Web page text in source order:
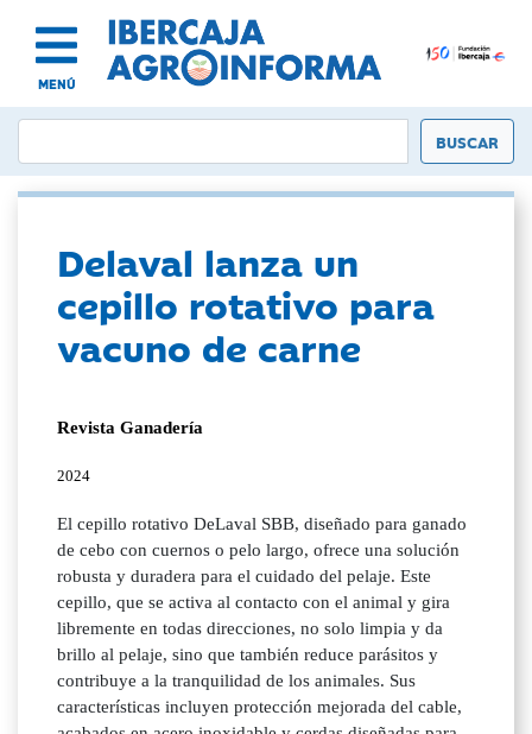
MENÚ
Delaval lanza un
cepillo rotativo para
vacuno de carne
Revista Ganadería
2024
El cepillo rotativo DeLaval SBB, diseñado para ganado
de cebo con cuernos o pelo largo, ofrece una solución
robusta y duradera para el cuidado del pelaje. Este
cepillo, que se activa al contacto con el animal y gira
libremente en todas direcciones, no solo limpia y da
brillo al pelaje, sino que también reduce parásitos y
contribuye a la tranquilidad de los animales. Sus
características incluyen protección mejorada del cable,